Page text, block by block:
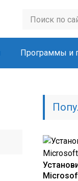
Программы и